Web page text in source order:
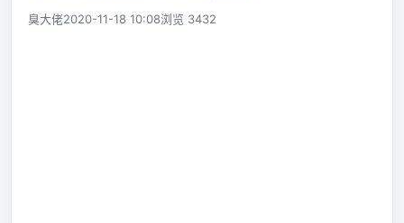
臭大佬2020-11-18 10:08浏览 3432